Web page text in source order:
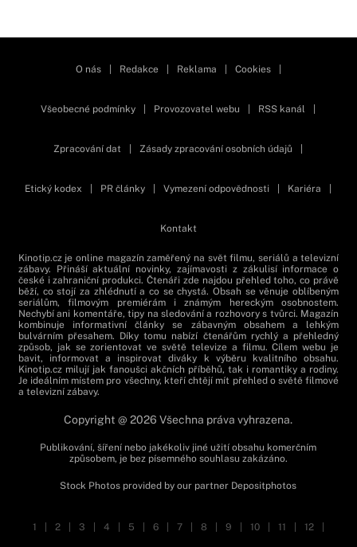
O nás Redakce Reklama Cookies
Všeobecné podmínky Provozovatel webu RSS kanál
Zpracování dat Zásady zpracování osobních údajů
Etický kodex PR články Vymezení odpovědnosti Kariéra
Kontakt
Kinotip.cz je online magazín zaměřený na svět filmu, seriálů a televizní
zábavy. Přináší aktuální novinky, zajímavosti z zákulisí informace o
české i zahraniční produkci. Čtenáři zde najdou přehled toho, co právě
běží, co stojí za zhlédnutí a co se chystá. Obsah se věnuje oblíbeným
seriálům, filmovým premiérám i známým hereckým osobnostem.
Nechybí ani komentáře, tipy na sledování a rozhovory s tvůrci. Magazín
kombinuje informativní články se zábavným obsahem a lehkým
bulvárním přesahem. Díky tomu nabízí čtenářům rychlý a přehledný
způsob, jak se zorientovat ve světě televize a filmu. Cílem webu je
bavit, informovat a inspirovat diváky k výběru kvalitního obsahu.
Kinotip.cz milují jak fanoušci akčních příběhů, tak i romantiky a rodiny.
Je ideálním místem pro všechny, kteří chtějí mít přehled o světě filmové
a televizní zábavy.
Copyright @ 2026 Všechna práva vyhrazena.
Publikování, šíření nebo jakékoliv jiné užití obsahu komerčním
způsobem, je bez písemného souhlasu zakázáno.
Stock Photos provided by our partner Depositphotos
1 2 3 4 5 6 7 8 9 10 11 12